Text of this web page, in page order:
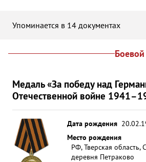
Упоминается в 14 документах
Медаль «За победу над
Отечественной войне
Дата рождения
Место рождения
РФ, Тверская область,
деревня Петраково